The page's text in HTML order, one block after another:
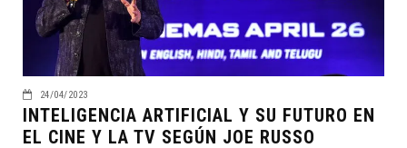
24/04/2023
INTELIGENCIA ARTIFICIAL Y SU FUTURO EN
EL CINE Y LA TV SEGÚN JOE RUSSO